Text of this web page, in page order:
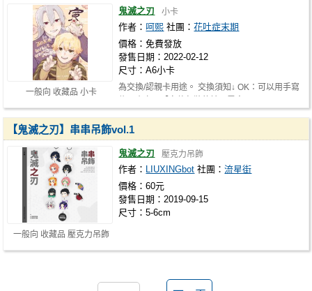
一般向 收藏品 小卡
鬼滅之刃 小卡
作者： 呵熙 社團：花吐症末期
價格：免費發放
發售日期：2022-02-12
尺寸：A6小卡
為交換/認親卡用途。 交換須知↓ OK：可以用手寫
一般向 收藏品 壓克力吊飾
【鬼滅之刃】串串吊飾vol.1
鬼滅之刃 壓克力吊飾
作者： LIUXINGbot 社團：流星街
價格：60元
發售日期：2019-09-15
尺寸：5-6cm